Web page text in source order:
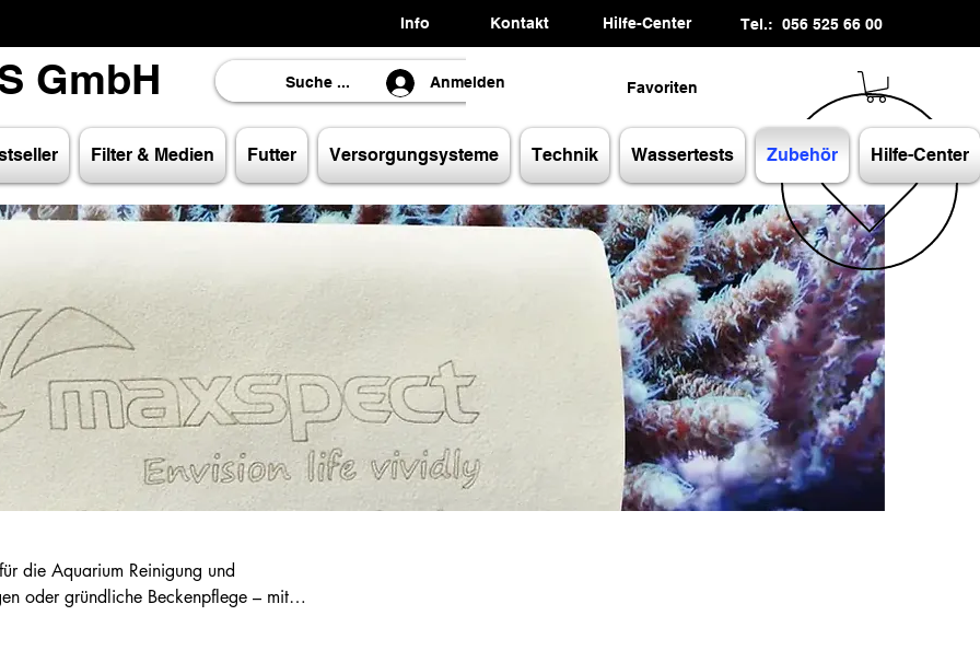
Info Kontakt Hilfe-Center Tel.: 056 525 66 00
GmbH
GmbH Anmelden Favoriten
Filter & Medien Futter Versorgungsysteme Technik Wassertests Zubehör Hilfe-Center
die Aquarium Reinigung und
oder gründliche Beckenpflege – mit
Süßwasser- und Meerwasseraquarien.